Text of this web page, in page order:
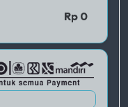
Rp 0QRIS 1